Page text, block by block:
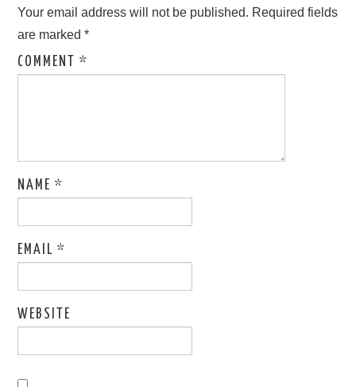
Your email address will not be published. Required fields
are marked*
COMMENT*
NAME*
EMAIL*
WEBSITE